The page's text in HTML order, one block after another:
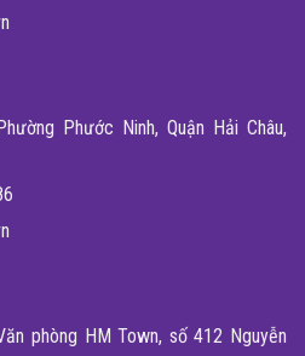
Phước Ninh, Quận Hải Châu,
phòng HM Town, số 412 Nguyễn